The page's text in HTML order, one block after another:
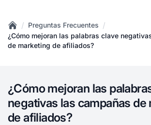
Home
/ Preguntas Frecuentes /
¿Cómo mejoran las palabras clave
de marketing de afiliados?
¿Cómo mejoran las
negativas las campañas de
de afiliados?